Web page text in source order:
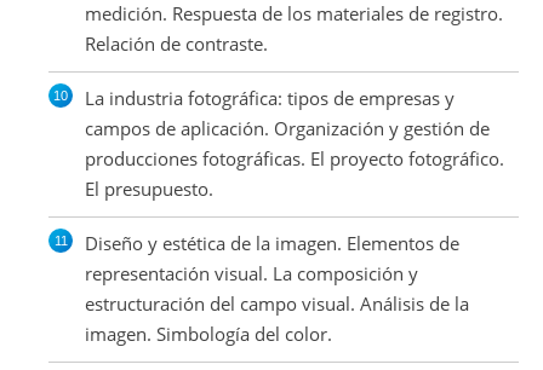
medición. Respuesta de los materiales de registro.
Relación de contraste.
La industria fotográfica: tipos de empresas y
campos de aplicación. Organización y gestión de
producciones fotográficas. El proyecto fotográfico.
El presupuesto.
Diseño y estética de la imagen. Elementos de
representación visual. La composición y
estructuración del campo visual. Análisis de la
imagen. Simbología del color.